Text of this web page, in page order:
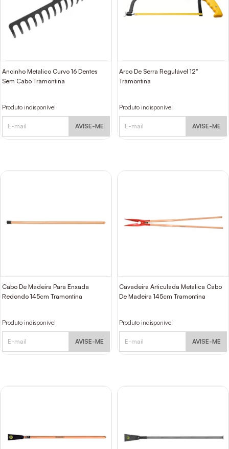
Ancinho Metalico Curvo 16 Dentes
Sem Cabo Tramontina
Produto indisponível
AVISE-ME
Arco De Serra Regulável 12"
Tramontina
Produto indisponível
AVISE-ME
Cabo De Madeira Para Enxada
Redondo 145cm Tramontina
Produto indisponível
AVISE-ME
Cavadeira Articulada Metalica Cabo
De Madeira 145cm Tramontina
Produto indisponível
AVISE-ME